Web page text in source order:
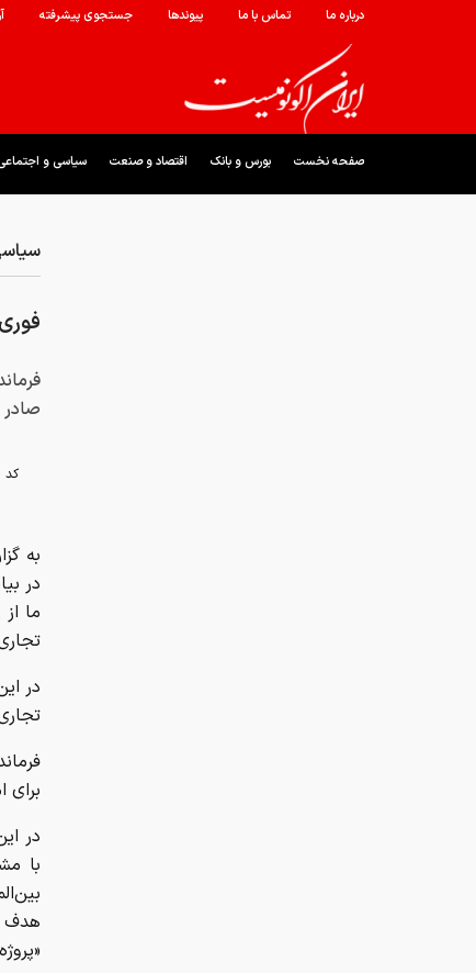
درباره ما تماس با ما پیوندها جستجوی پیشرفته
صفحه نخست بورس و بانک اقتصاد و صنعت سیاسی و
صادر
کد
به
در
ما
در
در
با
هدف